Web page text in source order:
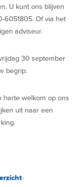
U kunt ons blijven
6051805. Of via het
adviseur.
30 september
begrip.
harte welkom op ons
uit naar een